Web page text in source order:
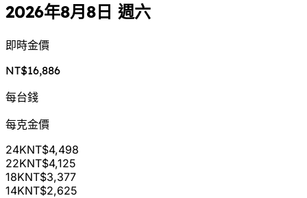
2026年8月8日 週六
即時金價
NT$16,886
每台錢
每克金價
24KNT$4,498
22KNT$4,125
18KNT$3,377
14KNT$2,625